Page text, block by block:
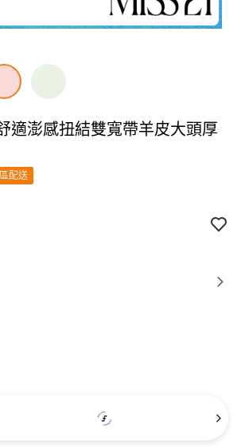
適澎感扭結雙寬帶羊皮大頭厚
配送